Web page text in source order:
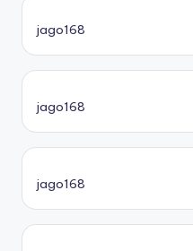
jago168
jago168
jago168